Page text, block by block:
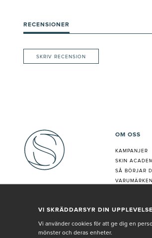
RECENSIONER
SKRIV RECENSION
OM OSS
KAMPANJER
SKIN
SÅ BÖRJAR
VARUMÄRKEN
VÅR
VI SKRÄDDARSYR DIN UPPLEVELSE
Vi använder cookies för att ge dig en
mönster och deras enheter.